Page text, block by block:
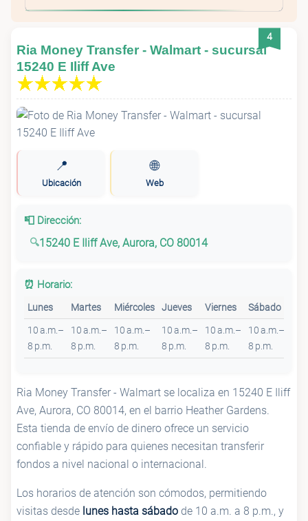
4
Ria Money Transfer - Walmart - sucursal
15240 E Iliff Ave
📍
Ubicación
🌐
Web
📮 Dirección:
15240 E Iliff Ave, Aurora, CO 80014
⏰ Horario:
Lunes Martes Miércoles Jueves Viernes Sábado
10 a.m.–
8 p.m.
10 a.m.–
8 p.m.
10 a.m.–
8 p.m.
10 a.m.–
8 p.m.
10 a.m.–
8 p.m.
10 a.m.–
8 p.m.
Ria Money Transfer - Walmart se localiza en 15240 E Iliff
Ave, Aurora, CO 80014, en el barrio Heather Gardens.
Esta tienda de envío de dinero ofrece un servicio
confiable y rápido para quienes necesitan transferir
fondos a nivel nacional o internacional.
Los horarios de atención son cómodos, permitiendo
visitas desde lunes hasta sábado de 10 a.m. a 8 p.m., y